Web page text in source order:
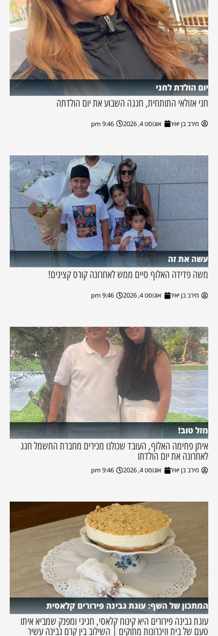
יום הולדת לחני
חני אזולאי התותחית, חגגה השבוע את יום הולדתה
מירב בן יאיר אוגוסט 4, 2026 9:46 pm
עשה את זה
משה פדידה האלוף סיים ממש לאחרונה קורס קצינים!
מירב בן יאיר אוגוסט 4, 2026 9:46 pm
מזל טוב!
איתן פחימה האלוף, העובד שכולנו מכירים מחברת החשמל חגג
לאחרונה את יום הולדתו
מירב בן יאיר אוגוסט 4, 2026 9:46 pm
המתכון של השף: עוגת גבינה פירורים קלאסית
עוגת גבינה פירורים היא קינוח קלאסי, חגיגי ומפנק שמביא איתו
טעם של בית וזיכרונות מתוקים | השילוב בין קרם גבינה עשיר